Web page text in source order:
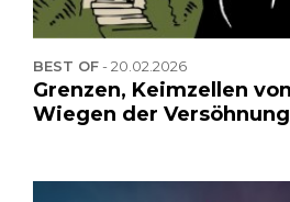
BEST OF-20.02.2026
Grenzen, Keimzellen
Wiegen der Versöhnung